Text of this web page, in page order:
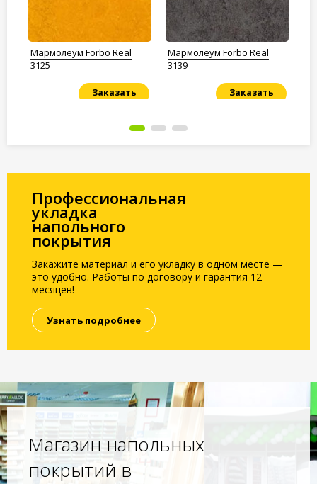
Мармолеум Forbo Real
3125
Заказать
Мармолеум Forbo Real
3139
Заказать
Профессиональная
укладка
напольного
покрытия
Закажите материал и его укладку в одном месте —
это удобно. Работы по договору и гарантия 12
месяцев!
Узнать подробнее
Магазин напольных
покрытий в